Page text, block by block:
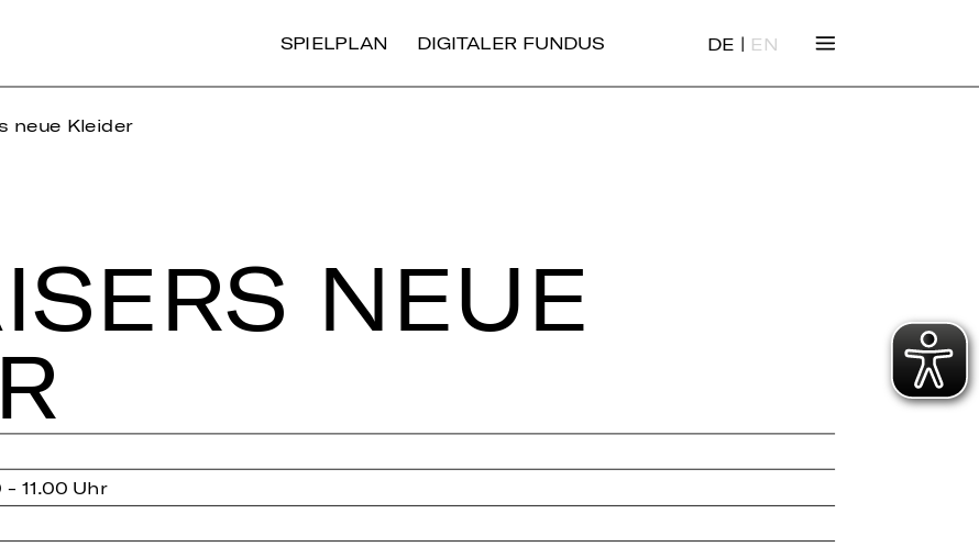
SPIELPLAN DIGITALER FUNDUS DE | EN
neue Kleider
NEUE
- 11.00 Uhr